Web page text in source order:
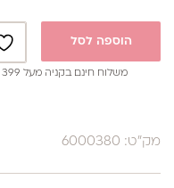
הוספה לסל
משלוח חינם בקניה מעל 399 ש”ח
מק"ט: 6000380